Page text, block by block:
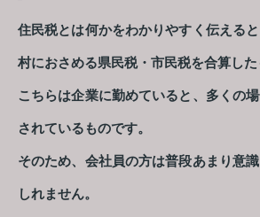
住民税とは何かをわかりやすく伝える
村におさめる県民税・市民税を合算した
こちらは企業に勤めていると、多くの
されているものです。
そのため、会社員の方は普段あまり意
しれません。